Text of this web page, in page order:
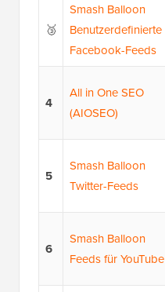
🥉
Smash Balloon
Benutzerdefinierte
Facebook-Feeds
4
All in One SEO
(AIOSEO)
5
Smash Balloon
Twitter-Feeds
6
Smash Balloon
Feeds für YouTube